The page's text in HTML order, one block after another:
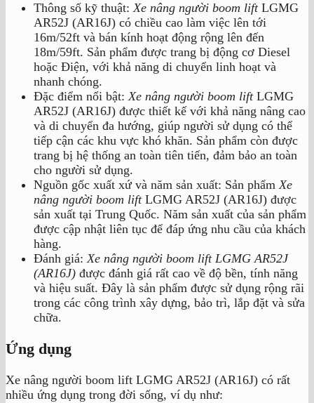
Thông số kỹ thuật:Xe nâng người boom liftLGMG
AR52J (AR16J) có chiều cao làm việc lên tới
16m/52ft và bán kính hoạt động rộng lên đến
18m/59ft. Sản phẩm được trang bị động cơ Diesel
hoặc Điện, với khả năng di chuyển linh hoạt và
nhanh chóng.
Đặc điểm nổi bật:Xe nâng người boom liftLGMG
AR52J (AR16J) được thiết kế với khả năng nâng cao
và di chuyển đa hướng, giúp người sử dụng có thể
tiếp cận các khu vực khó khăn. Sản phẩm còn được
trang bị hệ thống an toàn tiên tiến, đảm bảo an toàn
cho người sử dụng.
Nguồn gốc xuất xứ và năm sản xuất: Sản phẩmXe
nâng người boom liftLGMG AR52J (AR16J) được
sản xuất tại Trung Quốc. Năm sản xuất của sản phẩm
được cập nhật liên tục để đáp ứng nhu cầu của khách
hàng.
Đánh giá:Xe nâng người boom lift LGMG AR52J
(AR16J) được đánh giá rất cao về độ bền, tính năng
và hiệu suất. Đây là sản phẩm được sử dụng rộng rãi
trong các công trình xây dựng, bảo trì, lắp đặt và sửa
chữa.
Ứng dụng
Xe nâng người boom lift LGMG AR52J (AR16J) có rất
nhiều ứng dụng trong đời sống, ví dụ như: